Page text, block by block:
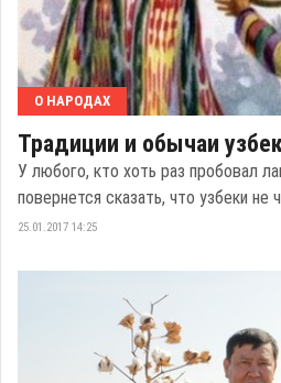
О НАРОДАХ
Традиции и обычаи
У любого, кто хоть раз пробовал
повернется сказать, что узбеки не
25.01.2017 14:25